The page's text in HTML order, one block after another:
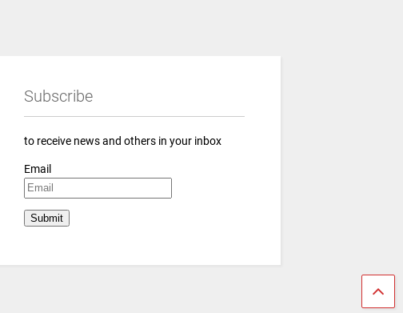
Subscribe
to receive news and others in your inbox
Email